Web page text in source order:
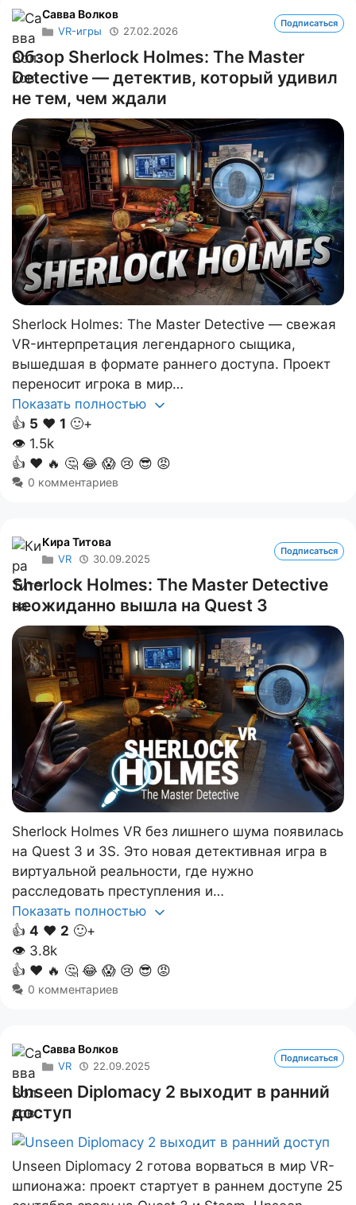
Савва Волков
VR-игры 27.02.2026
Подписаться
Обзор Sherlock Holmes: The Master
Detective — детектив, который удивил
не тем, чем ждали
Sherlock Holmes: The Master Detective — свежая
VR-интерпретация легендарного сыщика,
вышедшая в формате раннего доступа. Проект
переносит игрока в мир…
Показать полностью
👍 5 ❤️ 1 🙂+
👁 1.5k
👍 ❤️ 🔥 🤔 😂 😱 😢 😎 😡
0 комментариев
Кира Титова
VR 30.09.2025
Подписаться
Sherlock Holmes: The Master Detective
неожиданно вышла на Quest 3
Sherlock Holmes VR без лишнего шума появилась
на Quest 3 и 3S. Это новая детективная игра в
виртуальной реальности, где нужно
расследовать преступления и…
Показать полностью
👍 4 ❤️ 2 🙂+
👁 3.8k
👍 ❤️ 🔥 🤔 😂 😱 😢 😎 😡
0 комментариев
Савва Волков
VR 22.09.2025
Подписаться
Unseen Diplomacy 2 выходит в ранний
доступ
Unseen Diplomacy 2 готова ворваться в мир VR-
шпионажа: проект стартует в раннем доступе 25